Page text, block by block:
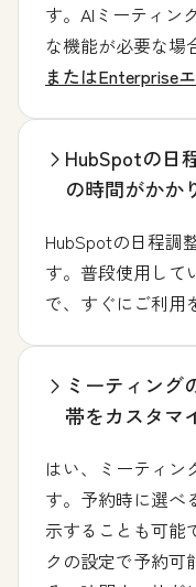
す。AIミーティン
な機能が必要な場
またはEnterprise
HubSpotの日
の時間がかか
HubSpotの日程調
す。普段使用して
で、すぐにご利用
ミーティング
帯をカスタマ
はい、ミーティン
す。予約時に選べ
示することも可能
クの設定で予約可